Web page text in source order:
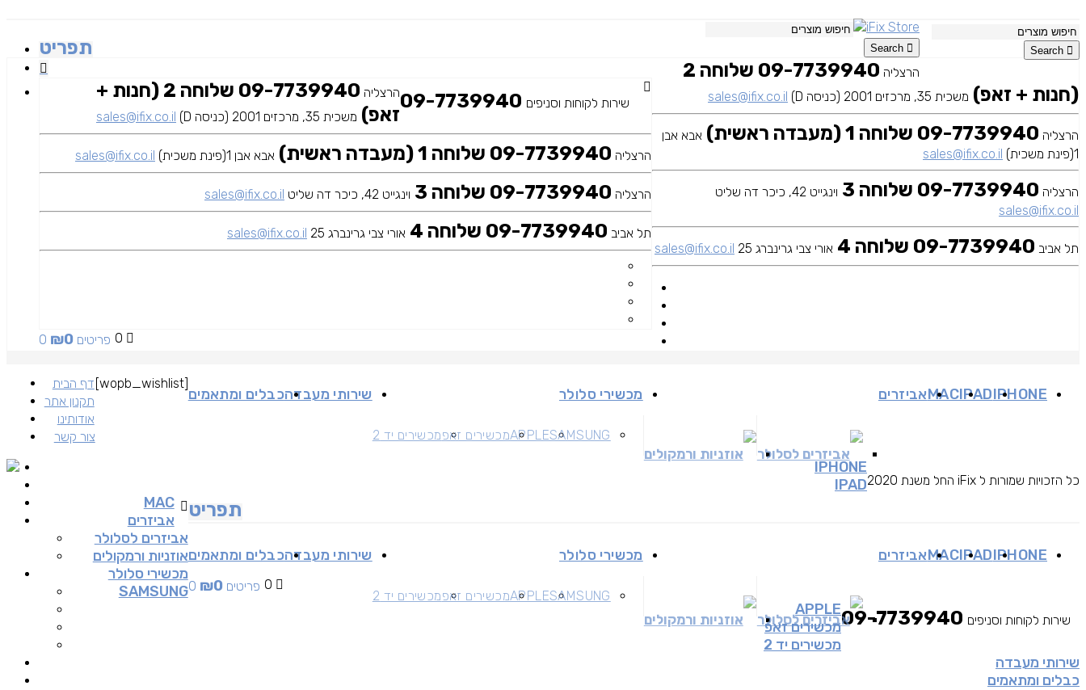
Search תפריט
שירות לקוחות וסניפים
הרצליה
09-7739940 שלוחה 2 (חנות +
זאפ) משכית 35, מרכזים 2001 (כניסה D) sales@ifix.co.il
הרצליה 09-7739940 שלוחה 1 (מעבדה ראשית) אבא אבן 1(פינת משכית) sales@ifix.co.il
הרצליה 09-7739940 שלוחה 3 וינגייט 42, כיכר דה שליט sales@ifix.co.il
תל אביב 09-7739940 שלוחה 4 אורי צבי גרינברג 25 sales@ifix.co.il
0 0 פריטים ₪0
IPHONE
IPAD
MACאביזרים
אביזרים לסלולר אוזניות ורמקולים
מכשירי סלולר
SAMSUNG
APPLEמכשירים זאפמכשירים יד 2
שירותי מעבדהכבלים ומתאמים
[wopb_wishlist]
דף הבית
תקנון אתר
אודותינו
צור קשר
כל הזכויות שמורות ל iFix החל משנת 2020
תפריט
IPHONE
IPAD
MACאביזרים
אביזרים לסלולר אוזניות ורמקולים
מכשירי סלולר
SAMSUNG
APPLEמכשירים זאפמכשירים יד 2
שירותי מעבדהכבלים ומתאמים
0 0 פריטים ₪0
Search
שירות לקוחות וסניפים
הרצליה
09-7739940 שלוחה 2
(חנות + זאפ) משכית 35, מרכזים 2001 (כניסה D) sales@ifix.co.il
הרצליה 09-7739940 שלוחה 1 (מעבדה ראשית)
אבא אבן
1(פינת משכית)
sales@ifix.co.il
הרצליה 09-7739940 שלוחה 3
וינגייט 42, כיכר דה שליט
sales@ifix.co.il
תל אביב 09-7739940 שלוחה 4 אורי צבי גרינברג 25 sales@ifix.co.il
IPHONE
IPAD
MAC
אביזרים
אביזרים לסלולר
אוזניות ורמקולים
מכשירי סלולר
SAMSUNG
APPLE
מכשירים זאפ
מכשירים יד 2
שירותי מעבדה
כבלים ומתאמים